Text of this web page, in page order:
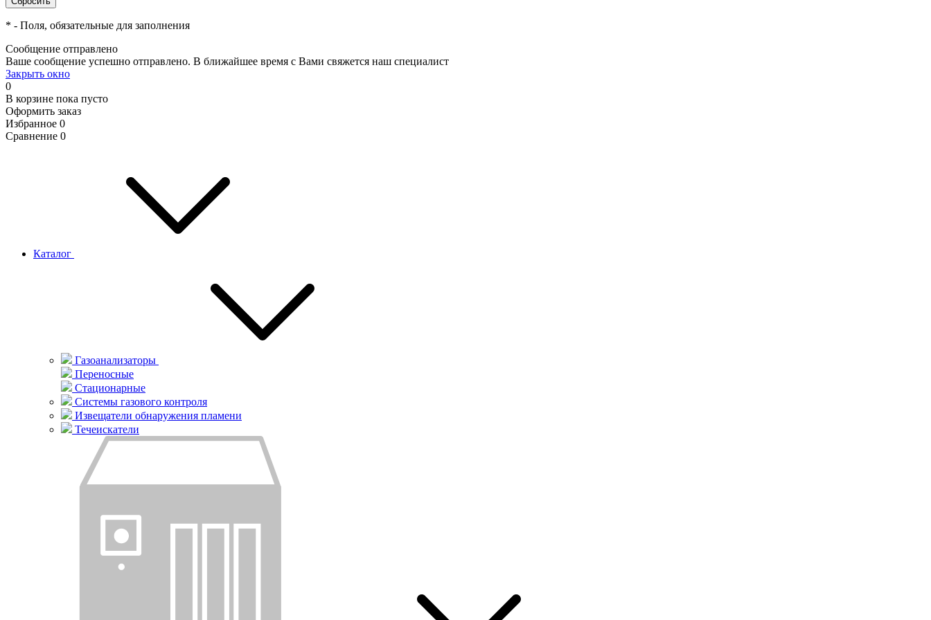
* - Поля, обязательные для заполнения
Сообщение отправлено
Ваше сообщение успешно отправлено. В ближайшее время с Вами свяжется наш специалист
Закрыть окно
0
В корзине пока пусто
Оформить заказ
Избранное 0
Сравнение 0
Каталог
Газоанализаторы
Переносные
Стационарные
Системы газового контроля
Извещатели обнаружения пламени
Течеискатели